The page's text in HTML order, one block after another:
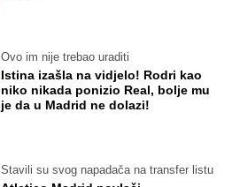
Ovo im nije trebao uraditi
Istina izašla na vidjelo! Rodri kao
niko nikada ponizio Real, bolje mu
je da u Madrid ne dolazi!
Stavili su svog napadača na transfer listu